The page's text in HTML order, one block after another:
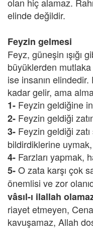
elinde değildir.
Feyzin gelmesi
Feyz, güneşin ışığı
büyüklerden
ise insanın
kadar gelir, ama
1- Feyzin geldiğine
2- Feyzin geldiği
3- Feyzin geldiği
bildirdiklerine
4- Farzları yapmak,
5-O zata karşı çok
önemlisi ve zor
vâsıl-ı ilallah
riayet etmeyen,
kavuşamaz, Allah